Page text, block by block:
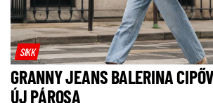
SIKK
GRANNY JEANS BALERINA
ÚJ PÁROSA